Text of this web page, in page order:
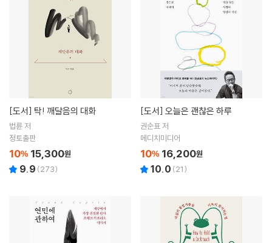
[도서] 탁! 깨달음의 대화
법륜 저
정토출판
10% 15,300원
9.9 (273)
[도서] 오늘은 괜찮은 하루
권순표 저
메디치미디어
10% 16,200원
10.0 (21)